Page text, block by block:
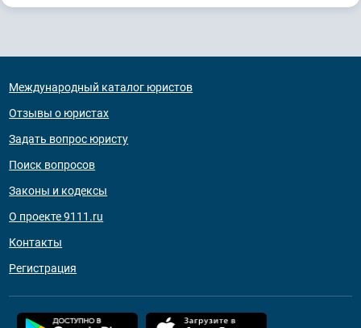
Международный каталог юристов
Отзывы о юристах
Задать вопрос юристу
Поиск вопросов
Законы и кодексы
О проекте 9111.ru
Контакты
Регистрация